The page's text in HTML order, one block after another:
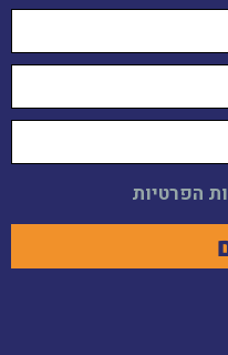
הפרטיות